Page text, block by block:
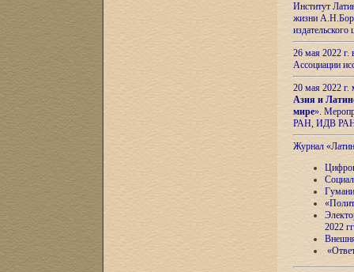
Институт
жизни
26 мая 2022
Ассоциации
20 мая 2022
Азия и
мире».
РАН, ИДВ
Журнал
2022